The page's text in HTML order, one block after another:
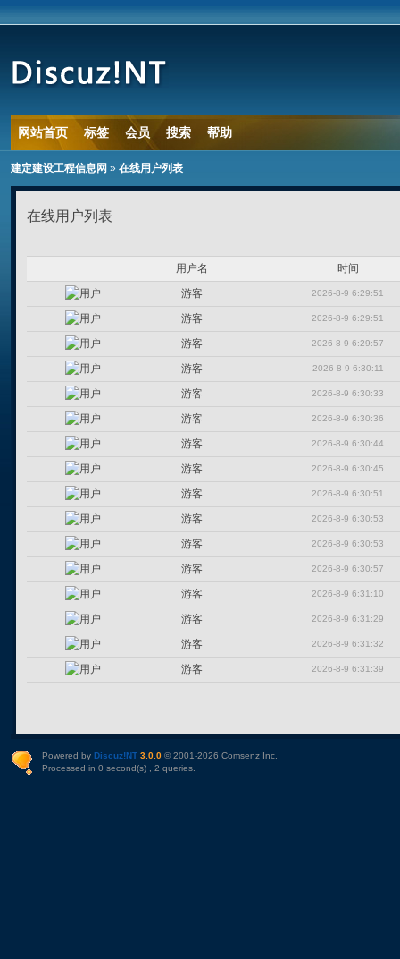
网站首页 标签 会员 搜索 帮助
建定建设工程信息网 » 在线用户列表
在线用户列表
用户名
时间
游客
2026-8-9 6:29:51
游客 2026-8-9 6:29:51
游客 2026-8-9 6:29:57
游客 2026-8-9 6:30:11
游客 2026-8-9 6:30:33
游客 2026-8-9 6:30:36
游客 2026-8-9 6:30:44
游客 2026-8-9 6:30:45
游客 2026-8-9 6:30:51
游客 2026-8-9 6:30:53
游客 2026-8-9 6:30:53
游客 2026-8-9 6:30:57
游客 2026-8-9 6:31:10
游客 2026-8-9 6:31:29
游客 2026-8-9 6:31:32
游客 2026-8-9 6:31:39
Powered by Discuz!NT 3.0.0© 2001-2026 Comsenz Inc.
Processed in 0 second(s) , 2 queries.